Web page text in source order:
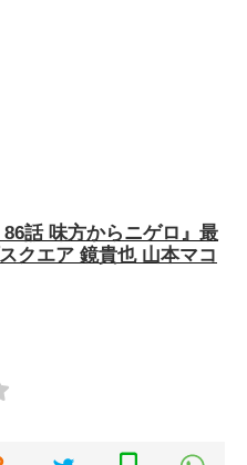
話 味方からニゲロ』最
クエア 鏡貴也 山本マコ